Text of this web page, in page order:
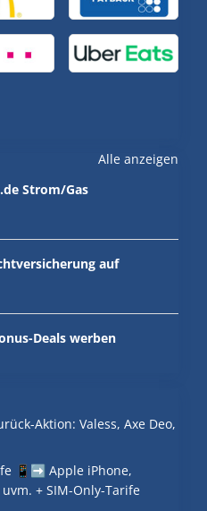
Alle anzeigen
Strom/Gas
auf
Deals werben
Aktion: Valess, Axe Deo,
📱➡️ Apple iPhone,
+ SIM-Only-Tarife